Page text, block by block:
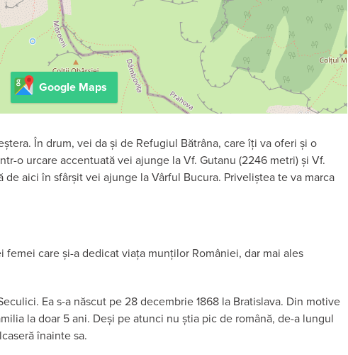
Google Maps
În drum, vei da și de Refugiul Bătrâna, care îți va oferi și o
o urcare accentuată vei ajunge la Vf. Gutanu (2246 metri) și Vf.
aici în sfârșit vei ajunge la Vârful Bucura. Priveliștea te va marca
care și-a dedicat viața munților României, dar mai ales
Ea s-a născut pe 28 decembrie 1868 la Bratislava. Din motive
la doar 5 ani. Deși pe atunci nu știa pic de română, de-a lungul
înainte sa.